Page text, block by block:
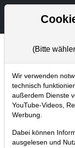
Trader-Blog
Home Blog
Deutsche
hohen
16.12.2021 um 12:32
(Bitte
Wir verwenden
technisch
außerdem Dienste
YouTube-Videos,
Werbung.
Dabei können
ausgelesen und